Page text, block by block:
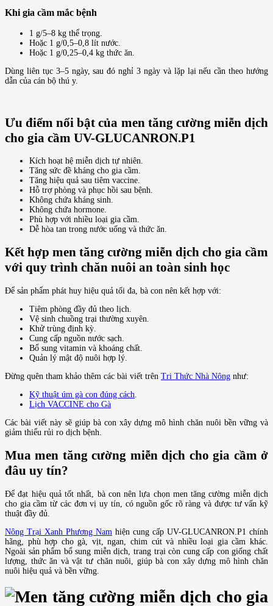
Khi gia cầm mắc bệnh
1 g/5–8 kg thể trọng.
Hoặc 1 g/0,5–0,8 lít nước.
Hoặc 1 g/0,25–0,4 kg thức ăn.
Dùng liên tục 3–5 ngày, sau đó nghỉ 3 ngày và lặp lại nếu cần theo hướng
dẫn của cán bộ thú y.
Ưu điểm nổi bật của men tăng cường miễn dịch
cho gia cầm UV-GLUCANRON.P1
Kích hoạt hệ miễn dịch tự nhiên.
Tăng sức đề kháng cho gia cầm.
Tăng hiệu quả sau tiêm vaccine.
Hỗ trợ phòng và phục hồi sau bệnh.
Không chứa kháng sinh.
Không chứa hormone.
Phù hợp với nhiều loại gia cầm.
Dễ hòa tan trong nước uống và thức ăn.
Kết hợp men tăng cường miễn dịch cho gia cầm
với quy trình chăn nuôi an toàn sinh học
Để sản phẩm phát huy hiệu quả tối đa, bà con nên kết hợp với:
Tiêm phòng đầy đủ theo lịch.
Vệ sinh chuồng trại thường xuyên.
Khử trùng định kỳ.
Cung cấp nguồn nước sạch.
Bổ sung vitamin và khoáng chất.
Quản lý mật độ nuôi hợp lý.
Đừng quên tham khảo thêm các bài viết trên Tri Thức Nhà Nông như:
Kỹ thuật úm gà con đúng cách
Lịch VACCINE cho Gà
Các bài viết này sẽ giúp bà con xây dựng mô hình chăn nuôi bền vững và
giảm thiểu rủi ro dịch bệnh.
Mua men tăng cường miễn dịch cho gia cầm ở
đâu uy tín?
Để đạt hiệu quả tốt nhất, bà con nên lựa chọn men tăng cường miễn dịch
cho gia cầm từ các đơn vị uy tín, có nguồn gốc rõ ràng và được tư vấn kỹ
thuật đầy đủ.
Nông Trại Xanh Phương Nam hiện cung cấp UV-GLUCANRON.P1 chính
hãng, phù hợp cho gà, vịt, ngan, chim cút và nhiều loại gia cầm khác.
Ngoài sản phẩm bổ sung miễn dịch, trang trại còn cung cấp con giống chất
lượng, thức ăn và vật tư chăn nuôi, giúp bà con xây dựng mô hình chăn
nuôi hiệu quả và bền vững.